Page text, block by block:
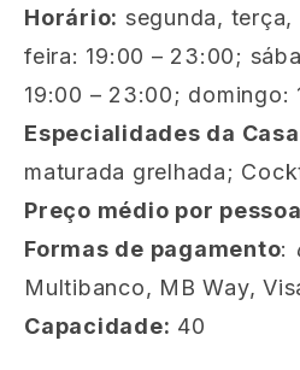
Horário: segunda,
feira: 19:00 – 23:00;
19:00 – 23:00; domingo:
Especialidades da
maturada grelhada;
Preço médio por pessoa
Formas de pagamento:
Multibanco, MB Way,
Capacidade: 40